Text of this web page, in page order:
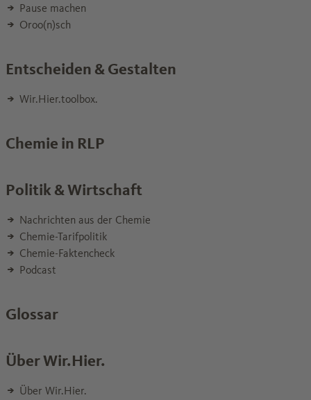
Pause machen
Oroo(n)sch
Entscheiden & Gestalten
Wir.Hier.toolbox.
Chemie in RLP
Politik & Wirtschaft
Nachrichten aus der Chemie
Chemie-Tarifpolitik
Chemie-Faktencheck
Podcast
Glossar
Über Wir.Hier.
Über Wir.Hier.